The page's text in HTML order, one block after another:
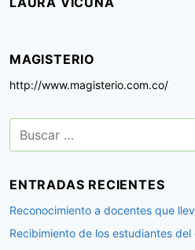
MAGISTERIO
http://www.magisterio.com.co/
a
r
ENTRADAS RECIENTES
Reconocimiento a docentes que
Recibimiento de los estudiantes